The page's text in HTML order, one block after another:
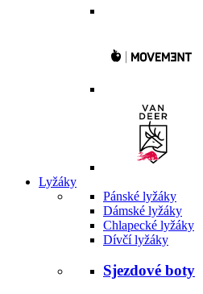
Lyžáky
Pánské lyžáky
Dámské lyžáky
Chlapecké lyžáky
Dívčí lyžáky
Sjezdové boty